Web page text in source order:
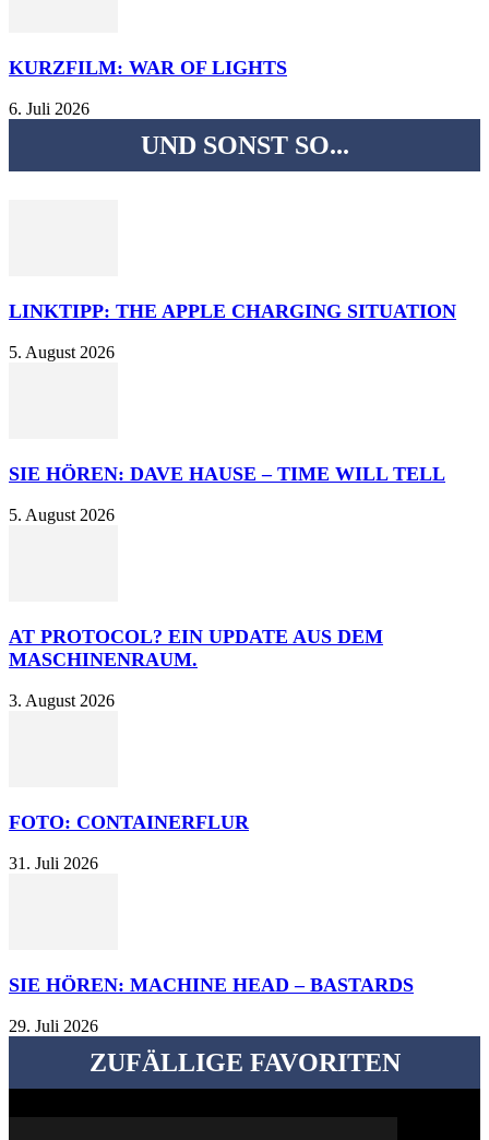
KURZFILM: WAR OF LIGHTS
6. Juli 2026
UND SONST SO...
LINKTIPP: THE APPLE CHARGING SITUATION
5. August 2026
SIE HÖREN: DAVE HAUSE – TIME WILL TELL
5. August 2026
AT PROTOCOL? EIN UPDATE AUS DEM
MASCHINENRAUM.
3. August 2026
FOTO: CONTAINERFLUR
31. Juli 2026
SIE HÖREN: MACHINE HEAD – BASTARDS
29. Juli 2026
ZUFÄLLIGE FAVORITEN